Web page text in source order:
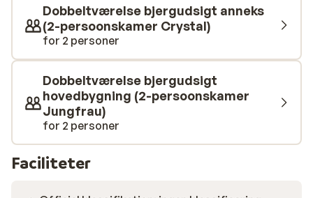
skiområdet. Efter en aktiv dag kan du slappe af med en
drink eller en snack på en af de hyggelige restauranter
og barer i centrum. Det er muligt, at du kan bo i den
modsatte ende af Hotel Crystal - ca. 10 meter derfra.
Hotel Jungfrau Lodge er et fremragende hotel til en
hyggelig vintersportsferie med alt inden for
rækkevidde!
Dobbeltværelse bjergudsigt anneks
(2-persoonskamer Crystal)
for 2 personer
Dobbeltværelse bjergudsigt
hovedbygning (2-persoonskamer
Jungfrau)
for 2 personer
Faciliteter